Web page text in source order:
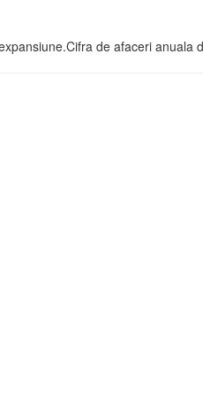
de afaceri anuala